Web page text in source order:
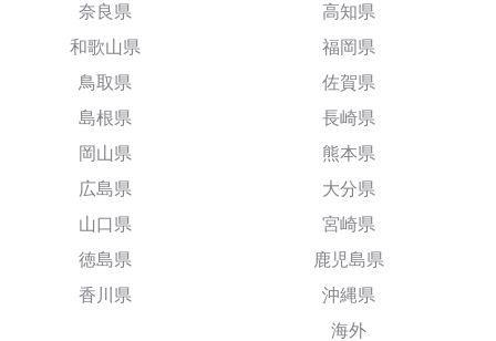
奈良県
和歌山県
鳥取県
島根県
岡山県
広島県
山口県
徳島県
香川県
高知県
福岡県
佐賀県
長崎県
熊本県
大分県
宮崎県
鹿児島県
沖縄県
海外